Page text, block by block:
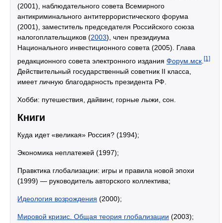
(2001), наблюдательного совета Всемирного
антикриминального антитеррористического форума
(2001), заместитель председателя Российского союза
налогоплательщиков (2003), член президиума
Национального инвестиционного совета (2005). Глава
редакционного совета электронного издания Форум.мск [1]
Действительный государственный советник II класса,
имеет личную благодарность президента РФ.
Хобби: путешествия, дайвинг, горные лыжи, сон.
Книги
Куда идет «великая» Россия? (1994);
Экономика неплатежей (1997);
Правктика глобализации: игры и правила новой эпохи
(1999) — руководитель авторского коллектива;
Идеология возрождения (2000);
Мировой кризис. Общая теория глобализации (2003);